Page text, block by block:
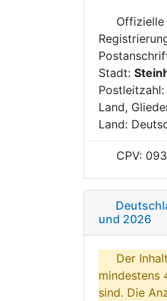
Offizielle
Stadt:
Land,
Land:
CPV:
und 2026
Der
mindestens
sind. Die